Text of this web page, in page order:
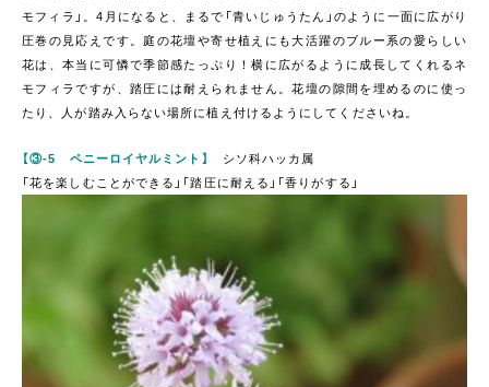
モフィラ」。4月になると、まるで「青いじゅうたん」のように一面に広がり
圧巻の見応えです。庭の花壇や寄せ植えにも大活躍のブルー系の愛らしい
花は、本当に可憐で季節感たっぷり！横に広がるように成長してくれるネ
モフィラですが、踏圧には耐えられません。花壇の隙間を埋めるのに使っ
たり、人が踏み入らない場所に植え付けるようにしてくださいね。
【③-5 ペニーロイヤルミント】
シソ科ハッカ属
「花を楽しむことができる」「踏圧に耐える」「香りがする」